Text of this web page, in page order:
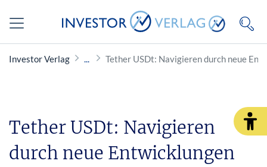
Investor Verlag Tether USDt: Navigieren durch neue
Tether USDt: Navigieren
durch neue Entwicklungen